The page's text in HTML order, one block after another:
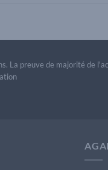
La preuve de majorité de